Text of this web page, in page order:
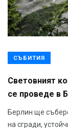
СЪБИТИЯ
Световният
се проведе в
Берлин ще
на сгради,